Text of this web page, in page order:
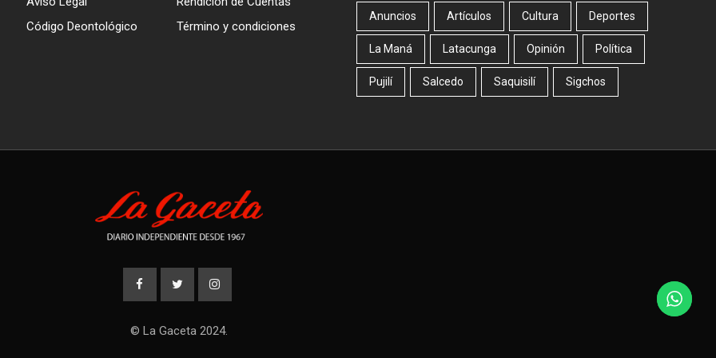
Código Deontológico
Término y condiciones
Anuncios Artículos Cultura Deportes
La Maná Latacunga Opinión Política
Pujilí Salcedo Saquisilí Sigchos
© La Gaceta 2024.